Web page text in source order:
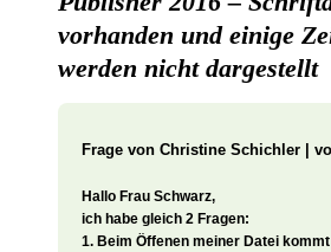
vorhanden und einige
werden nicht dargestellt
Frage vonChristine Schichler |
Hallo Frau Schwarz,
ich habe gleich 2 Fragen:
1. Beim Öffenen meiner Datei